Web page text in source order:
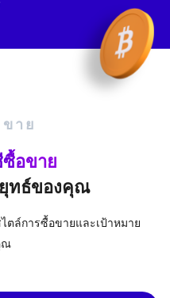
าย
อขาย
ทธ์ของคุณ
ล์การซื้อขายและเป้าหมาย
ณ